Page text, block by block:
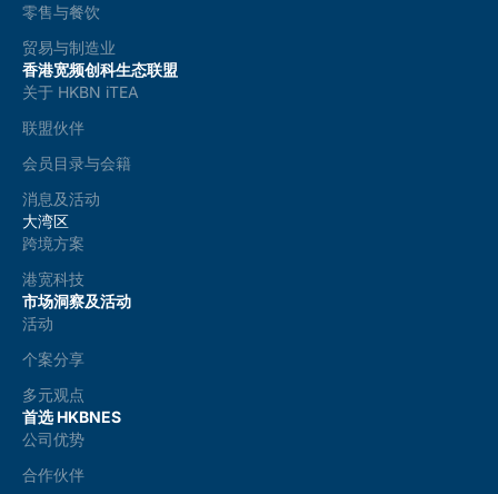
零售与餐饮
贸易与制造业
香港宽频创科生态联盟
关于 HKBN iTEA
联盟伙伴
会员目录与会籍
消息及活动
大湾区
跨境方案
港宽科技
市场洞察及活动
活动
个案分享
多元观点
首选 HKBNES
公司优势
合作伙伴